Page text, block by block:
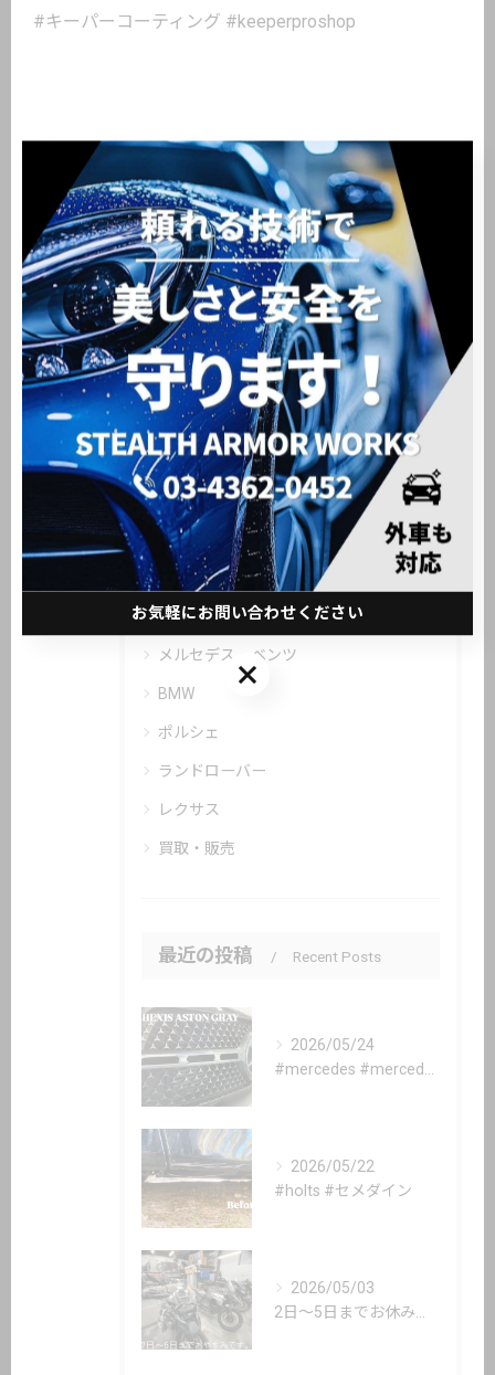
#キーパーコーティング #keeperproshop
< 前のページ 一覧に戻る 次のページ >
関連タグ
#ホイールリペア #大田区 #洗車
#新車販売 #中古車販売
カテゴリー Categories
全てのカテゴリー
メルセデス・ベンツ
BMW
ポルシェ
ランドローバー
レクサス
買取・販売
最近の投稿 Recent Posts
2026/05/24
2026/05/22
#holts #セメダイン
2026/05/03
お気軽にお問い合わせください
お気軽にお問い合わせください